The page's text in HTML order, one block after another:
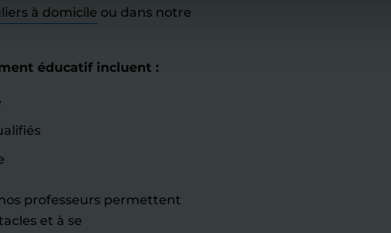
à domicile ou dans notre
éducatif incluent :
professeurs permettent
et à se